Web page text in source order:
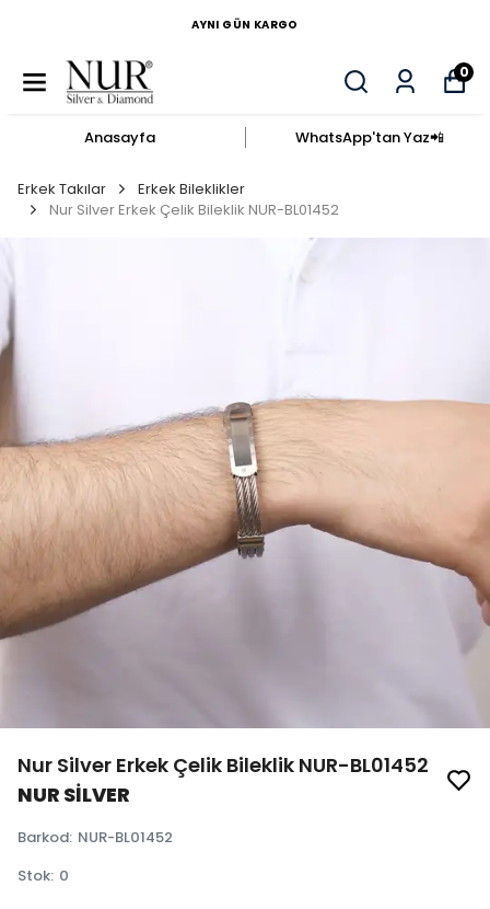
AYNI GÜN KARGO
0
Anasayfa WhatsApp'tan Yaz​📲​
Erkek Takılar
Erkek Bileklikler
Nur Silver Erkek Çelik Bileklik NUR-BL01452
Nur Silver Erkek Çelik Bileklik NUR-BL01452
NUR SİLVER
Barkod: NUR-BL01452
Stok: 0